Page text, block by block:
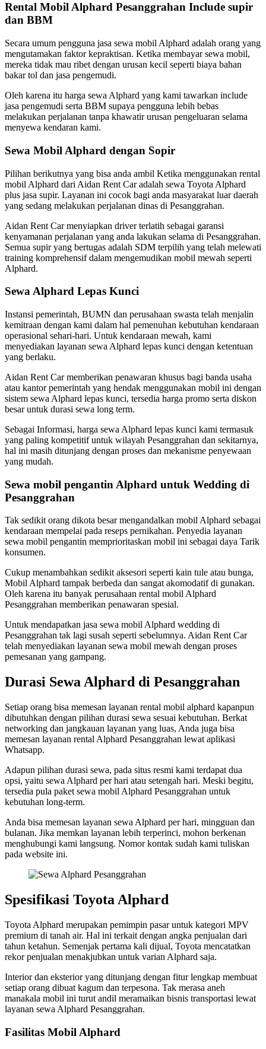
Rental Mobil Alphard Pesanggrahan Include supir
dan BBM
Secara umum pengguna jasa sewa mobil Alphard adalah orang yang
mengutamakan faktor kepraktisan. Ketika membayar sewa mobil,
mereka tidak mau ribet dengan urusan kecil seperti biaya bahan
bakar tol dan jasa pengemudi.
Oleh karena itu harga sewa Alphard yang kami tawarkan include
jasa pengemudi serta BBM supaya pengguna lebih bebas
melakukan perjalanan tanpa khawatir urusan pengeluaran selama
menyewa kendaran kami.
Sewa Mobil Alphard dengan Sopir
Pilihan berikutnya yang bisa anda ambil Ketika menggunakan rental
mobil Alphard dari Aidan Rent Car adalah sewa Toyota Alphard
plus jasa supir. Layanan ini cocok bagi anda masyarakat luar daerah
yang sedang melakukan perjalanan dinas di Pesanggrahan.
Aidan Rent Car menyiapkan driver terlatih sebagai garansi
kenyamanan perjalanan yang anda lakukan selama di Pesanggrahan.
Semua supir yang bertugas adalah SDM terpilih yang telah melewati
training komprehensif dalam mengemudikan mobil mewah seperti
Alphard.
Sewa Alphard Lepas Kunci
Instansi pemerintah, BUMN dan perusahaan swasta telah menjalin
kemitraan dengan kami dalam hal pemenuhan kebutuhan kendaraan
operasional sehari-hari. Untuk kendaraan mewah, kami
menyediakan layanan sewa Alphard lepas kunci dengan ketentuan
yang berlaku.
Aidan Rent Car memberikan penawaran khusus bagi banda usaha
atau kantor pemerintah yang hendak menggunakan mobil ini dengan
sistem sewa Alphard lepas kunci, tersedia harga promo serta diskon
besar untuk durasi sewa long term.
Sebagai Informasi, harga sewa Alphard lepas kunci kami termasuk
yang paling kompetitif untuk wilayah Pesanggrahan dan sekitarnya,
hal ini masih ditunjang dengan proses dan mekanisme penyewaan
yang mudah.
Sewa mobil pengantin Alphard untuk Wedding di
Pesanggrahan
Tak sedikit orang dikota besar mengandalkan mobil Alphard sebagai
kendaraan mempelai pada reseps pernikahan. Penyedia layanan
sewa mobil pengantin memprioritaskan mobil ini sebagai daya Tarik
konsumen.
Cukup menambahkan sedikit aksesori seperti kain tule atau bunga,
Mobil Alphard tampak berbeda dan sangat akomodatif di gunakan.
Oleh karena itu banyak perusahaan rental mobil Alphard
Pesanggrahan memberikan penawaran spesial.
Untuk mendapatkan jasa sewa mobil Alphard wedding di
Pesanggrahan tak lagi susah seperti sebelumnya. Aidan Rent Car
telah menyediakan layanan sewa mobil mewah dengan proses
pemesanan yang gampang.
Durasi Sewa Alphard di Pesanggrahan
Setiap orang bisa memesan layanan rental mobil alphard kapanpun
dibutuhkan dengan pilihan durasi sewa sesuai kebutuhan. Berkat
networking dan jangkauan layanan yang luas, Anda juga bisa
memesan layanan rental Alphard Pesanggrahan lewat aplikasi
Whatsapp.
Adapun pilihan durasi sewa, pada situs resmi kami terdapat dua
opsi, yaitu sewa Alphard per hari atau setengah hari. Meski begitu,
tersedia pula paket sewa mobil Alphard Pesanggrahan untuk
kebutuhan long-term.
Anda bisa memesan layanan sewa Alphard per hari, mingguan dan
bulanan. Jika memkan layanan lebih terperinci, mohon berkenan
menghubungi kami langsung. Nomor kontak sudah kami tuliskan
pada website ini.
Spesifikasi Toyota Alphard
Toyota Alphard merupakan pemimpin pasar untuk kategori MPV
premium di tanah air. Hal ini terkait dengan angka penjualan dari
tahun ketahun. Semenjak pertama kali dijual, Toyota mencatatkan
rekor penjualan menakjubkan untuk varian Alphard saja.
Interior dan eksterior yang ditunjang dengan fitur lengkap membuat
setiap orang dibuat kagum dan terpesona. Tak merasa aneh
manakala mobil ini turut andil meramaikan bisnis transportasi lewat
layanan sewa Alphard Pesanggrahan.
Fasilitas Mobil Alphard